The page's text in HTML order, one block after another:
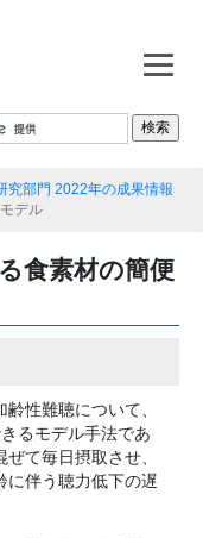
究部門 2022年の成果情報
デル
食素材の簡便
性難聴について、
るモデル手法であ
て毎日摂取させ、
に伴う聴力低下の遅